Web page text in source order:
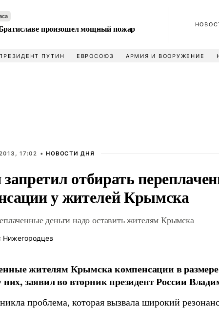
произошел мощный пожар
ПУТИН ЕВРОСОЮЗ АРМИЯ И ВООРУЖЕНИЕ
17:02 • НОВОСТИ ДНЯ
отбирать
у жителей Крымска
деньги надо оставить жителям Крымска
Нижегородцев
жителям Крымска компенсации в
них, заявил во вторник президент России
проблема, которая вызвала широкий